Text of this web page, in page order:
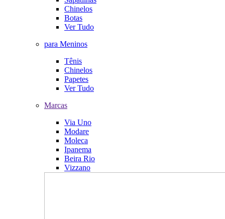
Chinelos
Botas
Ver Tudo
para Meninos
Tênis
Chinelos
Papetes
Ver Tudo
Marcas
Via Uno
Modare
Moleca
Ipanema
Beira Rio
Vizzano